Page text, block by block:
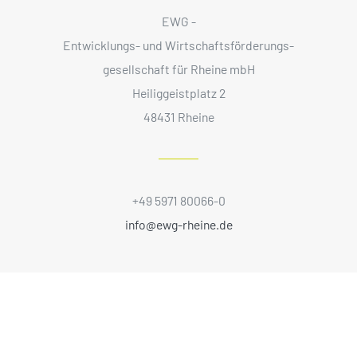
EWG -
Entwicklungs- und Wirtschaftsförderungs­
gesellschaft für Rheine mbH
Heiliggeistplatz 2
48431 Rheine
+49 5971 80066-0
info@ewg-rheine.de